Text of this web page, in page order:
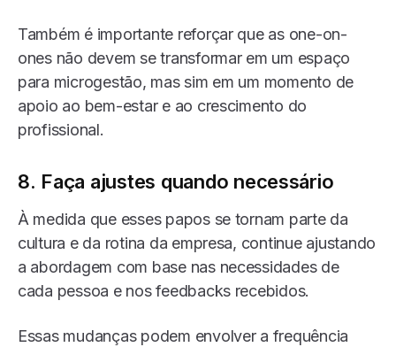
Também é importante reforçar que as one-on-
ones não devem se transformar em um espaço
para microgestão, mas sim em um momento de
apoio ao bem-estar e ao crescimento do
profissional.
8. Faça ajustes quando necessário
À medida que esses papos se tornam parte da
cultura e da rotina da empresa, continue ajustando
a abordagem com base nas necessidades de
cada pessoa e nos feedbacks recebidos.
Essas mudanças podem envolver a frequência